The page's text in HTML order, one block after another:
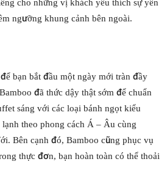
cho những vị khách yêu thích sự yên
ngưỡng khung cảnh bên ngoài.
bạn bắt đầu một ngày mới tràn đầy
đã thức dậy thật sớm để chuẩn
sáng với các loại bánh ngọt kiểu
theo phong cách Á – Âu cùng
Bên cạnh đó, Bamboo cũng phục vụ
thực đơn, bạn hoàn toàn có thể thoải